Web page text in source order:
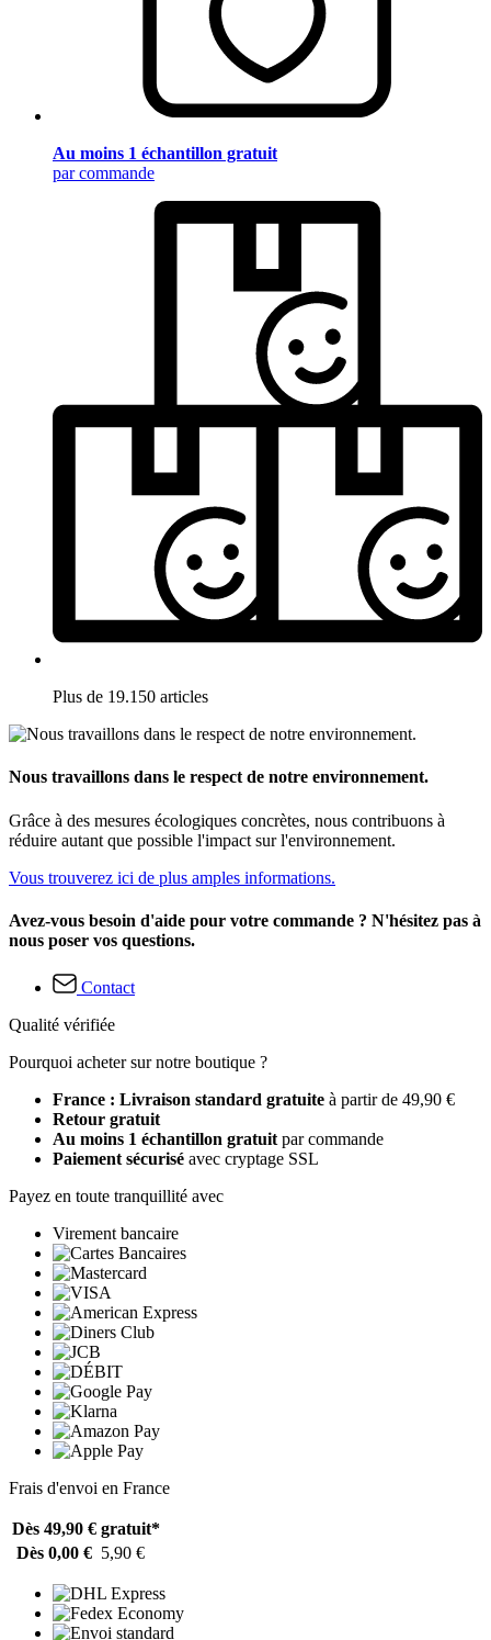
Au moins 1 échantillon gratuit
par commande
Plus de 19.150 articles
Nous travaillons dans le respect de notre environnement.
Grâce à des mesures écologiques concrètes, nous contribuons à
réduire autant que possible l'impact sur l'environnement.
Vous trouverez ici de plus amples informations.
Avez-vous besoin d'aide pour votre commande ? N'hésitez pas à
nous poser vos questions.
Contact
Qualité vérifiée
Pourquoi acheter sur notre boutique ?
France : Livraison standard gratuite à partir de 49,90 €
Retour gratuit
Au moins 1 échantillon gratuit par commande
Paiement sécurisé avec cryptage SSL
Payez en toute tranquillité avec
Virement bancaire
Frais d'envoi en France
Dès 49,90 € gratuit*
Dès 0,00 € 5,90 €